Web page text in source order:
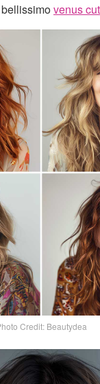
venus cut
Credit: Beautydea